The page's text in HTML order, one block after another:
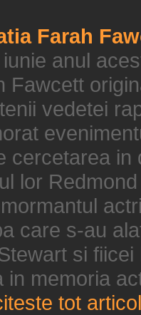
Farah
anul
Fawcett
vedetei
cercetarea
lor
care s-au
si fiicei
in memoria
tot